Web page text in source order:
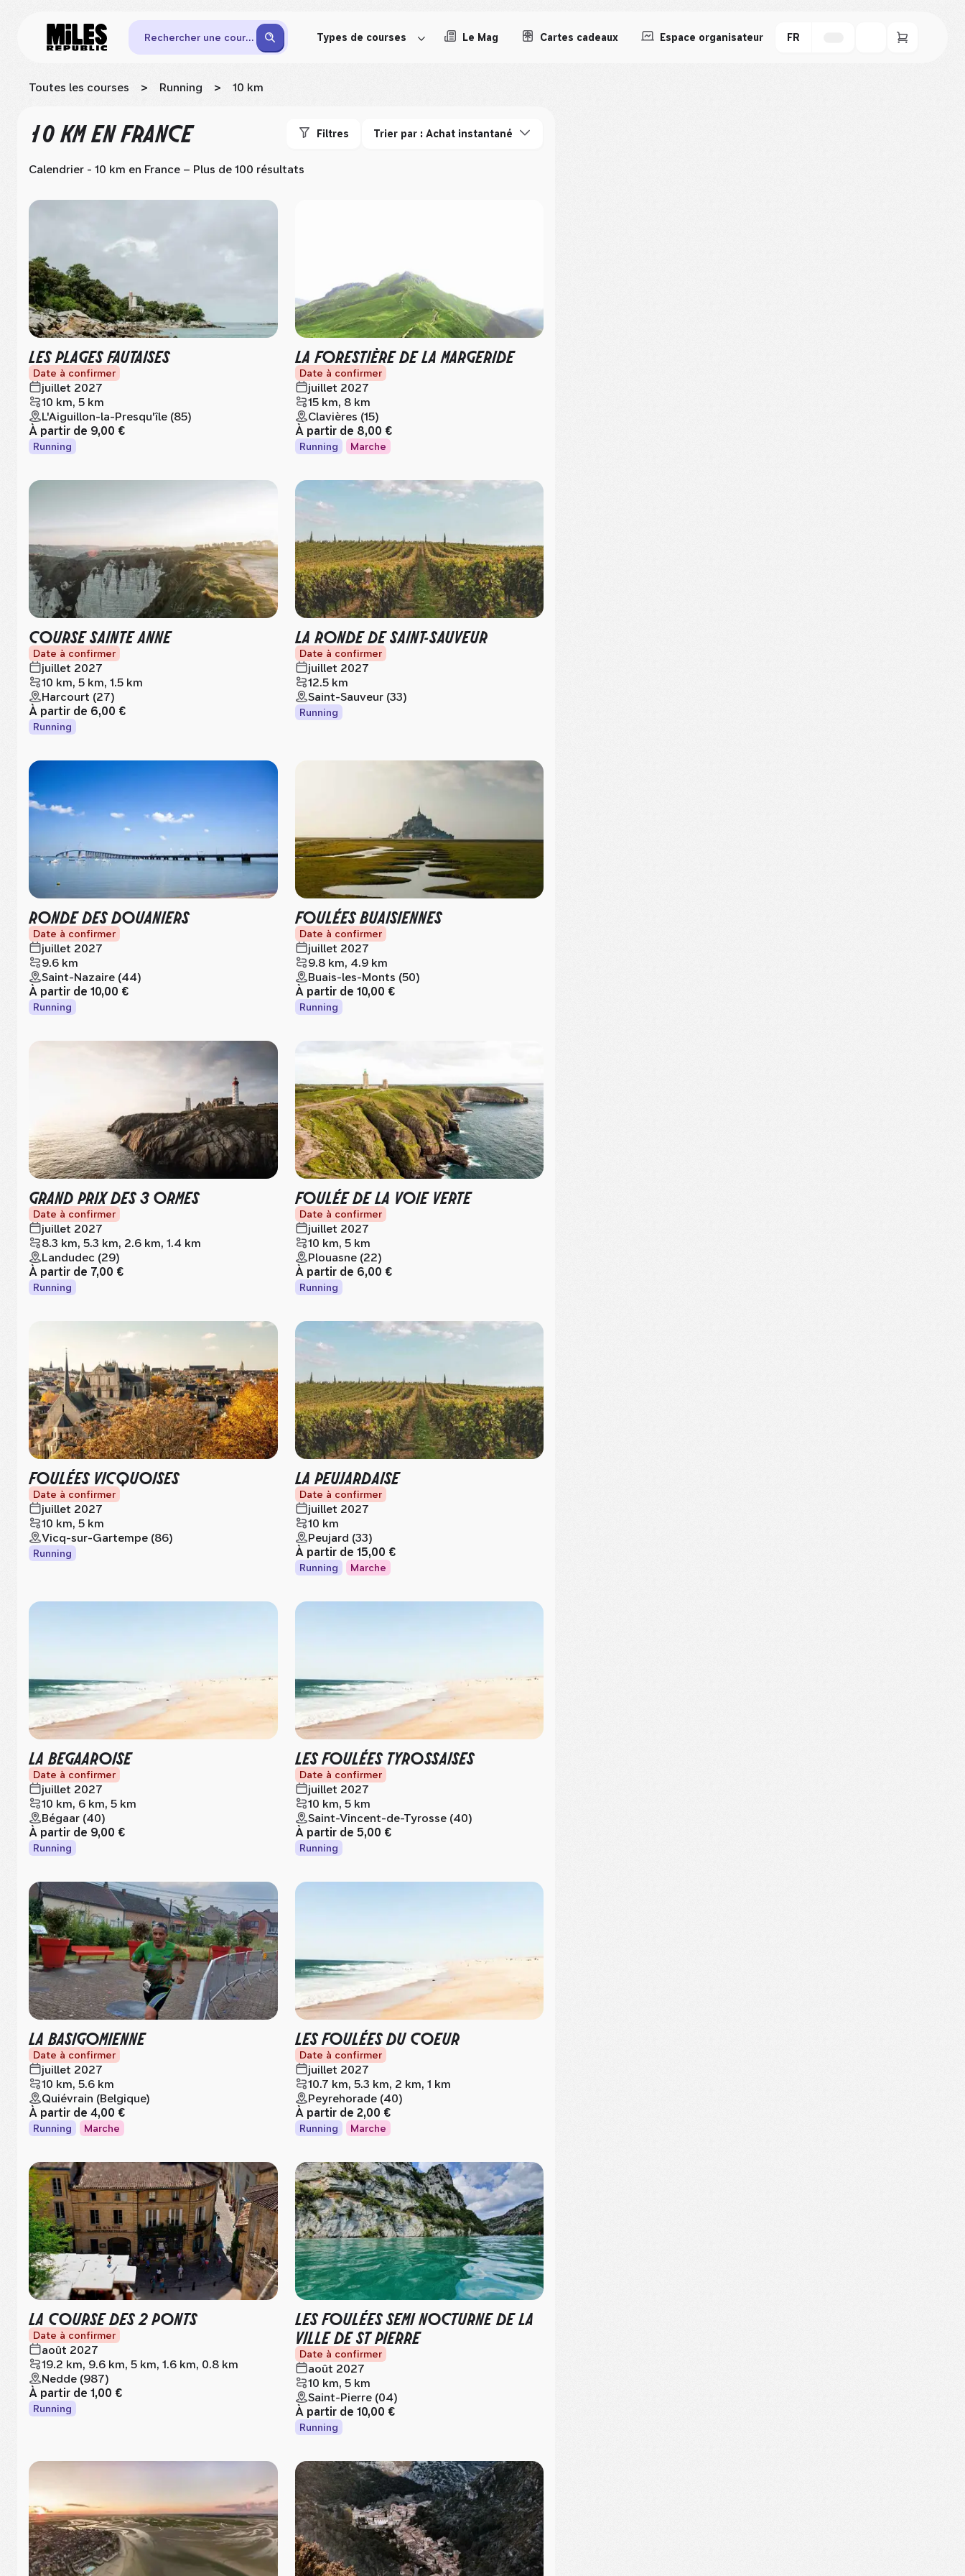
Rechercher une course Types de courses Le Mag Cartes cadeaux Espace organisateur FR
Toutes les courses > Running > 10 km
10 KMEN FRANCE Filtres Trier par : Achat instantané
Calendrier - 10 km en France – Plus de 100 résultats
LES PLAGES FAUTAISES
Date à confirmer
juillet 2027
10 km, 5 km
L'Aiguillon-la-Presqu'île (85)
À partir de 9,00 €
Running
LA FORESTIÈRE DE LA MARGERIDE
Date à confirmer
juillet 2027
15 km, 8 km
Clavières (15)
À partir de 8,00 €
Running Marche
COURSE SAINTE ANNE
Date à confirmer
juillet 2027
10 km, 5 km, 1.5 km
Harcourt (27)
À partir de 6,00 €
Running
LA RONDE DE SAINT-SAUVEUR
Date à confirmer
juillet 2027
12.5 km
Saint-Sauveur (33)
Running
RONDE DES DOUANIERS
Date à confirmer
juillet 2027
9.6 km
Saint-Nazaire (44)
À partir de 10,00 €
Running
FOULÉES BUAISIENNES
Date à confirmer
juillet 2027
9.8 km, 4.9 km
Buais-les-Monts (50)
À partir de 10,00 €
Running
GRAND PRIX DES 3 ORMES
Date à confirmer
juillet 2027
8.3 km, 5.3 km, 2.6 km, 1.4 km
Landudec (29)
À partir de 7,00 €
Running
FOULÉE DE LA VOIE VERTE
Date à confirmer
juillet 2027
10 km, 5 km
Plouasne (22)
À partir de 6,00 €
Running
FOULÉES VICQUOISES
Date à confirmer
juillet 2027
10 km, 5 km
Vicq-sur-Gartempe (86)
Running
LA PEUJARDAISE
Date à confirmer
juillet 2027
10 km
Peujard (33)
À partir de 15,00 €
Running Marche
LA BEGAAROISE
Date à confirmer
juillet 2027
10 km, 6 km, 5 km
Bégaar (40)
À partir de 9,00 €
Running
LES FOULÉES TYROSSAISES
Date à confirmer
juillet 2027
10 km, 5 km
Saint-Vincent-de-Tyrosse (40)
À partir de 5,00 €
Running
LA BASIGOMIENNE
Date à confirmer
juillet 2027
10 km, 5.6 km
Quiévrain (Belgique)
À partir de 4,00 €
Running Marche
LES FOULÉES DU COEUR
Date à confirmer
juillet 2027
10.7 km, 5.3 km, 2 km, 1 km
Peyrehorade (40)
À partir de 2,00 €
Running Marche
LA COURSE DES 2 PONTS
Date à confirmer
août 2027
19.2 km, 9.6 km, 5 km, 1.6 km, 0.8 km
Nedde (987)
À partir de 1,00 €
Running
LES FOULÉES SEMI NOCTURNE DE LA
VILLE DE ST PIERRE
Date à confirmer
août 2027
10 km, 5 km
Saint-Pierre (04)
À partir de 10,00 €
Running